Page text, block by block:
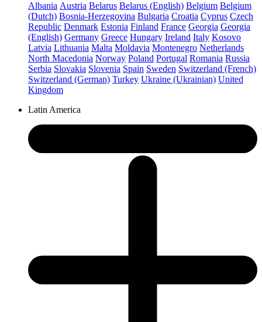
Albania Austria Belarus Belarus (English) Belgium Belgium
(Dutch) Bosnia-Herzegovina Bulgaria Croatia Cyprus Czech
Republic Denmark Estonia Finland France Georgia Georgia
(English) Germany Greece Hungary Ireland Italy Kosovo
Latvia Lithuania Malta Moldavia Montenegro Netherlands
North Macedonia Norway Poland Portugal Romania Russia
Serbia Slovakia Slovenia Spain Sweden Switzerland (French)
Switzerland (German) Turkey Ukraine (Ukrainian) United
Kingdom
Latin America